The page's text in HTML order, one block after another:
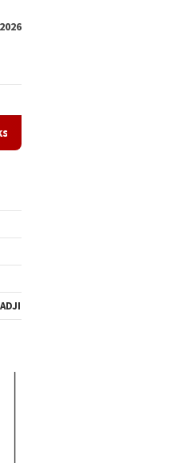
Indah Otsuka
Pelajar Indonesia–
Pertukaran